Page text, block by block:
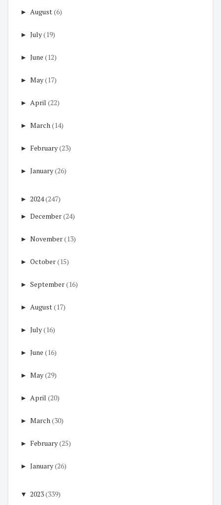
► August(6)
► July(19)
► June (12)
► May(17)
► April (22)
► March(14)
► February(23)
► January(26)
► 2024(247)
► December(24)
► November(13)
► October(15)
► September(16)
► August(17)
► July(16)
► June (16)
► May(29)
► April (20)
► March(30)
► February(25)
► January(26)
▼ 2023(339)